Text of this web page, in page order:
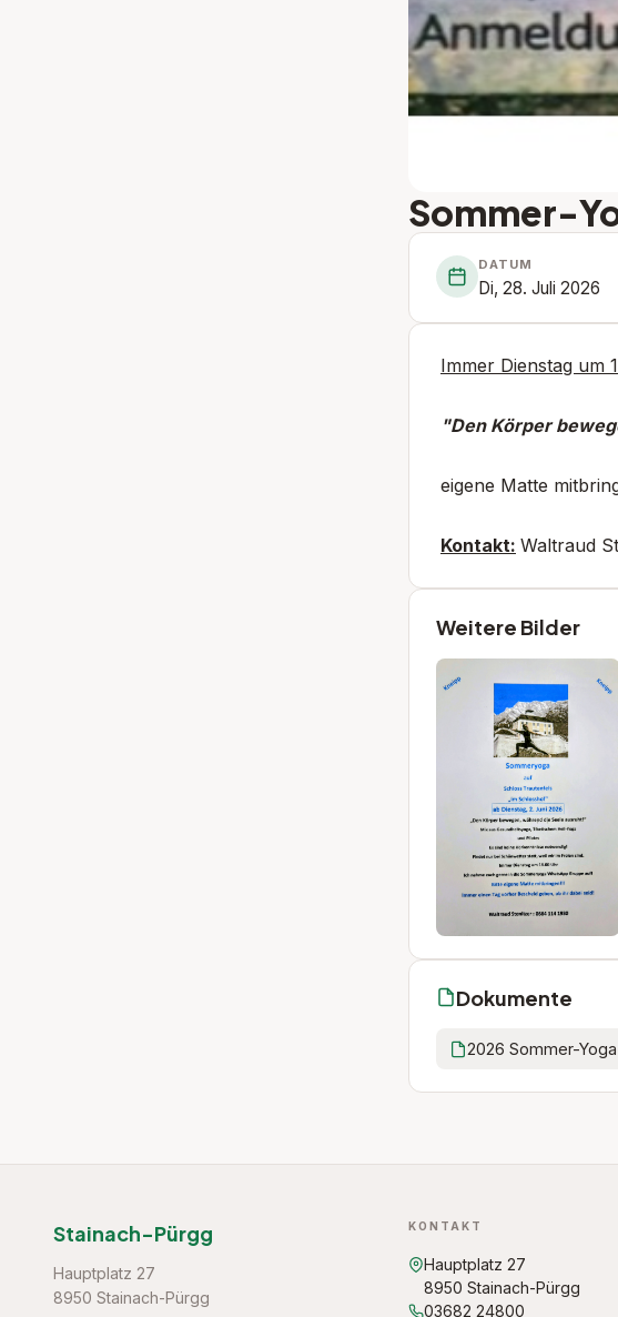
Sommer-
DATUM
Di, 28. Juli 2026
Immer Dienstag um
"Den Körper
eigene Matte
Kontakt: Waltraud
Weitere Bilder
Dokumente
2026 Sommer-
Stainach-Pürgg
Hauptplatz 27
8950 Stainach-Pürgg
KONTAKT
Hauptplatz 27
8950 Stainach-Pürgg
03682 24800